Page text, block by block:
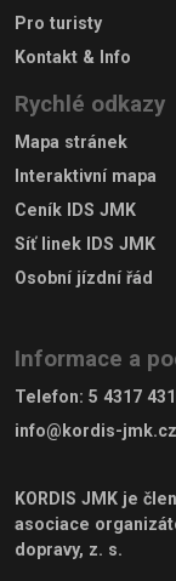
Pro turisty
Kontakt & Info
Rychlé odkazy
Mapa stránek
Interaktivní mapa
Ceník IDS JMK
Síť linek IDS JMK
Osobní jízdní řád
Informace a
Telefon: 5 4317
info@kordis-jmk.cz
KORDIS JMK je
asociace
dopravy, z. s.